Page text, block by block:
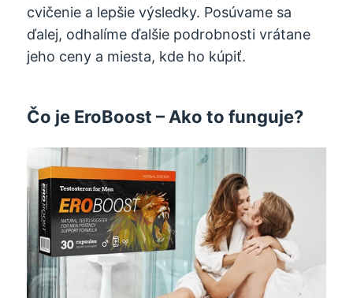
cvičenie a lepšie výsledky. Posúvame sa
ďalej, odhalíme ďalšie podrobnosti vrátane
jeho ceny a miesta, kde ho kúpiť.
Čo je EroBoost – Ako to funguje?